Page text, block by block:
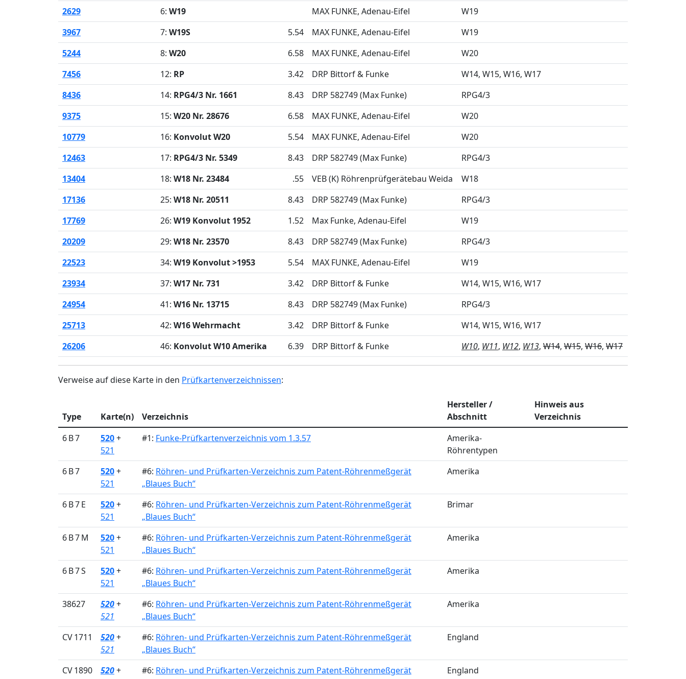
2629
6: W19 MAX FUNKE, Adenau-Eifel
W19
3967
7: W19S 5.54 MAX FUNKE, Adenau-Eifel
W19
5244
8: W20 6.58 MAX FUNKE, Adenau-Eifel
W20
7456
12: RP 3.42 DRP Bittorf & Funke W14 W15 W16 W17
8436
14: RPG4/3 Nr. 1661 8.43 DRP 582749 (Max Funke)
RPG4/3
9375
15: W20 Nr. 28676 6.58 MAX FUNKE, Adenau-Eifel
W20
10779
16: Konvolut W20 5.54 MAX FUNKE, Adenau-Eifel
W20
12463
17: RPG4/3 Nr. 5349 8.43 DRP 582749 (Max Funke)
RPG4/3
13404
18: W18 Nr. 23484 .55 VEB (K) Röhrenprüfgerätebau Weida
W18
17136
25: W18 Nr. 20511 8.43 DRP 582749 (Max Funke)
RPG4/3
17769
26: W19 Konvolut 1952 1.52 Max Funke, Adenau-Eifel
W19
20209
29: W18 Nr. 23570 8.43 DRP 582749 (Max Funke)
RPG4/3
22523
34: W19 Konvolut >1953 5.54 MAX FUNKE, Adenau-Eifel
W19
23934
37: W17 Nr. 731 3.42 DRP Bittorf & Funke W14 W15 W16 W17
24954
41: W16 Nr. 13715 8.43 DRP 582749 (Max Funke)
RPG4/3
25713
42: W16 Wehrmacht 3.42 DRP Bittorf & Funke W14 W15 W16 W17
26206
46: Konvolut W10 Amerika 6.39 DRP Bittorf & Funke W10 W11 W12 W13 W14 W15 W16 W17
Verweise auf diese Karte in den Prüfkartenverzeichnissen:
Type Karte(n) Verzeichnis
Hersteller /
Abschnitt
Hinweis aus
Verzeichnis
6 B 7
520+
521
#1: Funke-Prüfkartenverzeichnis vom 1.3.57
Amerika-
Röhrentypen
6 B 7
520+
521
#6: Röhren- und Prüfkarten-Verzeichnis zum Patent-Röhrenmeßgerät
„Blaues Buch“
Amerika
6 B 7 E 520+
521
#6: Röhren- und Prüfkarten-Verzeichnis zum Patent-Röhrenmeßgerät
„Blaues Buch“
Brimar
6 B 7 M 520+
521
#6: Röhren- und Prüfkarten-Verzeichnis zum Patent-Röhrenmeßgerät
„Blaues Buch“
Amerika
6 B 7 S 520+
521
#6: Röhren- und Prüfkarten-Verzeichnis zum Patent-Röhrenmeßgerät
„Blaues Buch“
Amerika
38627 520+
521
#6: Röhren- und Prüfkarten-Verzeichnis zum Patent-Röhrenmeßgerät
„Blaues Buch“
Amerika
CV 1711 520+
521
#6: Röhren- und Prüfkarten-Verzeichnis zum Patent-Röhrenmeßgerät
„Blaues Buch“
England
CV 1890 520+
#6: Röhren- und Prüfkarten-Verzeichnis zum Patent-Röhrenmeßgerät
England